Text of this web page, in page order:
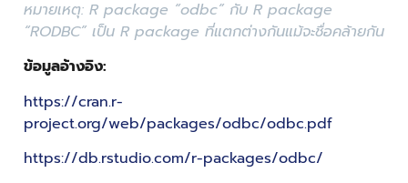
หมายเหตุ: R package “odbc” กับ R package
“RODBC” เป็น R package ที่แตกต่างกันแม้จะชื่อคล้ายกัน
ข้อมูลอ้างอิง:
https://cran.r-
project.org/web/packages/odbc/odbc.pdf
https://db.rstudio.com/r-packages/odbc/